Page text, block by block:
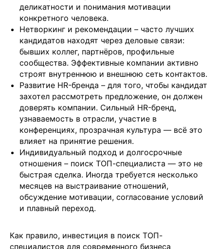
деликатности и понимания мотивации
конкретного человека.
Нетворкинг и рекомендации – часто лучших
кандидатов находят через деловые связи:
бывших коллег, партнёров, профильные
сообщества. Эффективные компании активно
строят внутреннюю и внешнюю сеть контактов.
Развитие HR-бренда – для того, чтобы кандидат
захотел рассмотреть предложение, он должен
доверять компании. Сильный HR-бренд,
узнаваемость в отрасли, участие в
конференциях, прозрачная культура — всё это
влияет на принятие решения.
Индивидуальный подход и долгосрочные
отношения – поиск ТОП-специалиста — это не
быстрая сделка. Иногда требуется несколько
месяцев на выстраивание отношений,
обсуждение мотивации, согласование условий
и плавный переход.
Как правило, инвестиция в поиск ТОП-
специалистов для современного бизнеса
Подобрать специалиста?
Мы направим вам коммерческое
предложение в течении часа!
Заполняя данную форму, вы даетеСогласие на
обработку Персональных данныхи соглашаетесь с
Политикой в отношении обработки персональных
данных